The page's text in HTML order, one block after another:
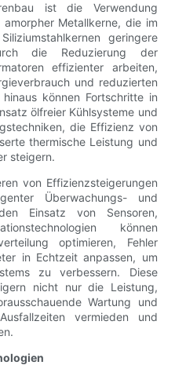
ist die Verwendung
Metallkerne, die im
geringere
die Reduzierung der
effizienter arbeiten,
und reduzierten
können Fortschritte in
ölfreier Kühlsysteme und
die Effizienz von
thermische Leistung und
steigern.
von Effizienzsteigerungen
Überwachungs- und
Einsatz von Sensoren,
können
optimieren, Fehler
in Echtzeit anpassen, um
zu verbessern. Diese
nicht nur die Leistung,
Wartung und
vermieden und